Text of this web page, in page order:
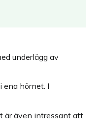
underlägg av
ena hörnet. I
är även intressant att